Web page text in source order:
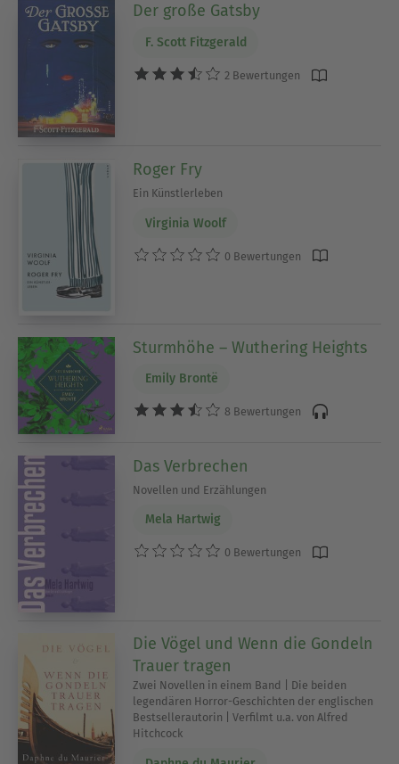
Der große Gatsby
F. Scott Fitzgerald
2 Bewertungen
Roger Fry
Ein Künstlerleben
Virginia Woolf
0 Bewertungen
Sturmhöhe – Wuthering Heights
Emily Brontë
8 Bewertungen
Das Verbrechen
Novellen und Erzählungen
Mela Hartwig
0 Bewertungen
Die Vögel und Wenn die Gondeln
Trauer tragen
Zwei Novellen in einem Band | Die beiden
legendären Horror-Geschichten der englischen
Bestsellerautorin | Verfilmt u.a. von Alfred
Hitchcock